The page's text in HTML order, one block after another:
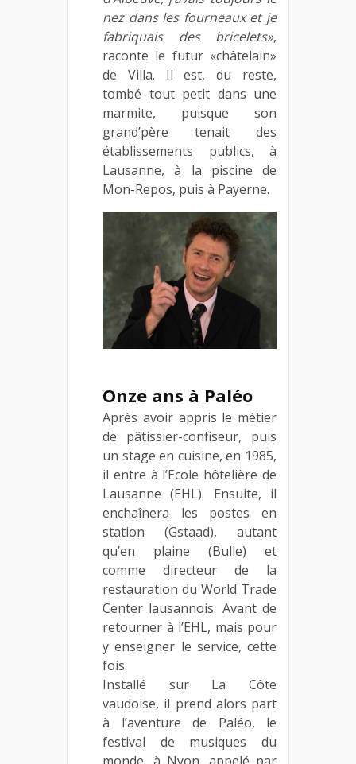
nez dans les fourneaux et je
fabriquais des bricelets»,
raconte le futur «châtelain»
de Villa. Il est, du reste,
tombé tout petit dans une
marmite, puisque son
grand’père tenait des
établissements publics, à
Lausanne, à la piscine de
Mon-Repos, puis à Payerne.
Onze ans à Paléo
Après avoir appris le métier
de pâtissier-confiseur, puis
un stage en cuisine, en 1985,
il entre à l’Ecole hôtelière de
Lausanne (EHL). Ensuite, il
enchaînera les postes en
station (Gstaad), autant
qu’en plaine (Bulle) et
comme directeur de la
restauration du World Trade
Center lausannois. Avant de
retourner à l’EHL, mais pour
y enseigner le service, cette
fois.
Installé sur La Côte
vaudoise, il prend alors part
à l’aventure de Paléo, le
festival de musiques du
monde, à Nyon, appelé par